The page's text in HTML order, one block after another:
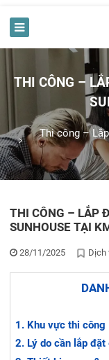
THI CÔNG –
Thi công –
THI CÔNG – LẮP
SUNHOUSE TẠI
28/11/2025 Dịch
Khu vực thi công
Lý do cần lắp đặt